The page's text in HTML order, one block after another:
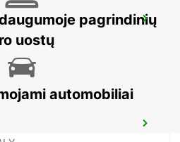
- ITALY
pagrindinių
uostų
automobiliai